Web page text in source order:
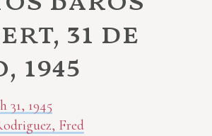
31 de
1945
31, 1945
Fred